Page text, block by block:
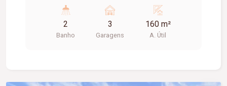
2
Banho
3
Garagens
160 m²
A. Útil